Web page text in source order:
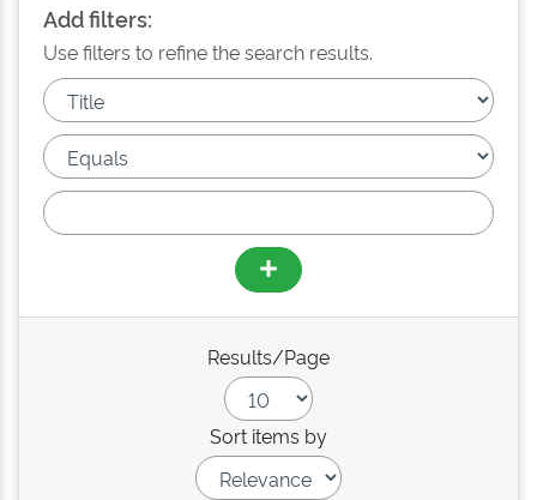
Add filters:
Use filters to refine the search results.
Results/Page
Sort items by